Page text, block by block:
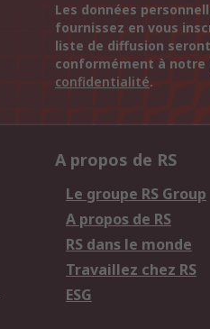
Les données
fournissez en vous
liste de diffusion
conformément à notre
confidentialité.
A propos de RS
Le groupe RS Group
A propos de RS
RS dans le monde
Travaillez chez RS
ESG